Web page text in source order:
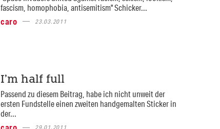
fascism, homophobia, antisemitism" Schicker...
caro
23.03.2011
I’m half full
Passend zu diesem Beitrag, habe ich nicht unweit der
ersten Fundstelle einen zweiten handgemalten Sticker in
der...